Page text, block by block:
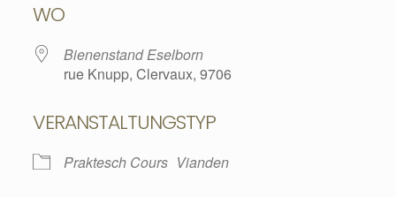
WO
Bienenstand Eselborn
rue Knupp, Clervaux, 9706
VERANSTALTUNGSTYP
Praktesch Cours Vianden